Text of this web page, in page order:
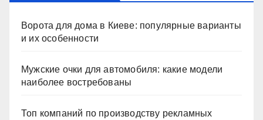
Ворота для дома в Киеве: популярные варианты
и их особенности
Мужские очки для автомобиля: какие модели
наиболее востребованы
Топ компаний по производству рекламных